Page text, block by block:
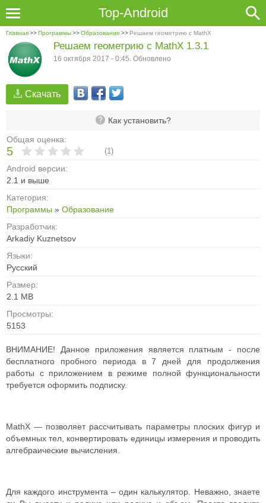
Top-Android
Главная>>Программы>>Образование >> Решаем геометрию с MathX
Скачать
Как установить?
Общая оценка:
5 (1)
Android версии:
2.1 и выше
Категория:
Программы » Образование
Разработчик:
Arkadiy Kuznetsov
Языки:
Русский
Размер:
2.1 MB
Просмотры:
5153
Решаем геометрию с MathX 1.3.1
16 октября 2017 - 0:45. Обновлено
ВНИМАНИЕ! Данное приложения является платным - после
бесплатного пробного периода в 7 дней для продолжения
работы с приложением в режиме полной функциональности
требуется оформить подписку.
MathX — позволяет рассчитывать параметры плоских фигур и
объемных тел, конвертировать единицы измерения и проводить
алгебраические вычисления.
Для каждого инструмента – один калькулятор. Неважно, знаете